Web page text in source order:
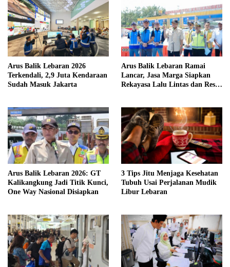
Arus Balik Lebaran 2026
Terkendali, 2,9 Juta Kendaraan
Sudah Masuk Jakarta
Arus Balik Lebaran Ramai
Lancar, Jasa Marga Siapkan
Rekayasa Lalu Lintas dan Rest
Arus Balik Lebaran 2026: GT
Kalikangkung Jadi Titik Kunci,
One Way Nasional Disiapkan
3 Tips Jitu Menjaga Kesehatan
Tubuh Usai Perjalanan Mudik
Libur Lebaran